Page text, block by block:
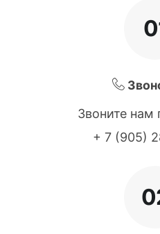
Звоните нам
+ 7 (905)